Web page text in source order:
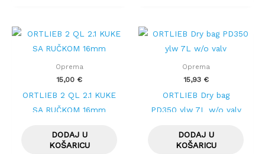
Oprema
15,00 €
ORTLIEB 2 QL 2.1 KUKE
SA RUČKOM 16mm
DODAJ U
KOŠARICU
Oprema
15,93 €
ORTLIEB Dry bag
PD350 ylw 7L w/o valv
DODAJ U
KOŠARICU